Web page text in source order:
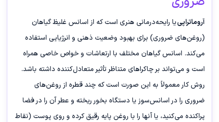
آروماتراپییا رایحه‌درمانی هنری است که از اسانس غلیظ گیاهان
(روغن‌های ضروری) برای بهبود وضعیت ذهنی و انرژیایی استفاده
می‌کند. اسانس گیاهان مختلف با ارتعاشات و خواص خاصی همراه
است و می‌تواند بر چاکراهای متناظر تأثیر متعادل‌کننده داشته باشد.
روش کار معمولاً به این صورت است که چند قطره از روغن‌های
ضروری را در اسانس‌سوز یا دستگاه بخور ریخته و عطر آن را در فضا
پراکنده می‌کنید، یا آنها را با روغن پایه رقیق کرده و روی پوست (نقاط